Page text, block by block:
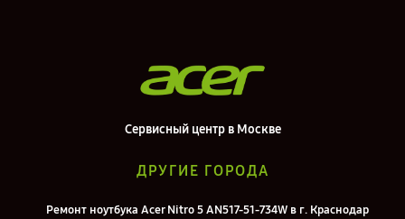
Сервисный центр в Москве
ДРУГИЕ ГОРОДА
Ремонт ноутбука Acer Nitro 5 AN517-51-734W в г. Краснодар